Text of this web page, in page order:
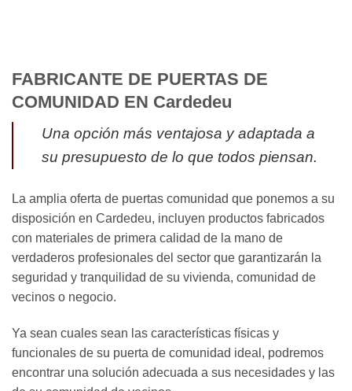
FABRICANTE DE PUERTAS DE
COMUNIDAD EN Cardedeu
Una opción más ventajosa y adaptada a
su presupuesto de lo que todos piensan.
La amplia oferta de puertas comunidad que ponemos a su
disposición en Cardedeu, incluyen productos fabricados
con materiales de primera calidad de la mano de
verdaderos profesionales del sector que garantizarán la
seguridad y tranquilidad de su vivienda, comunidad de
vecinos o negocio.
Ya sean cuales sean las características físicas y
funcionales de su puerta de comunidad ideal, podremos
encontrar una solución adecuada a sus necesidades y las